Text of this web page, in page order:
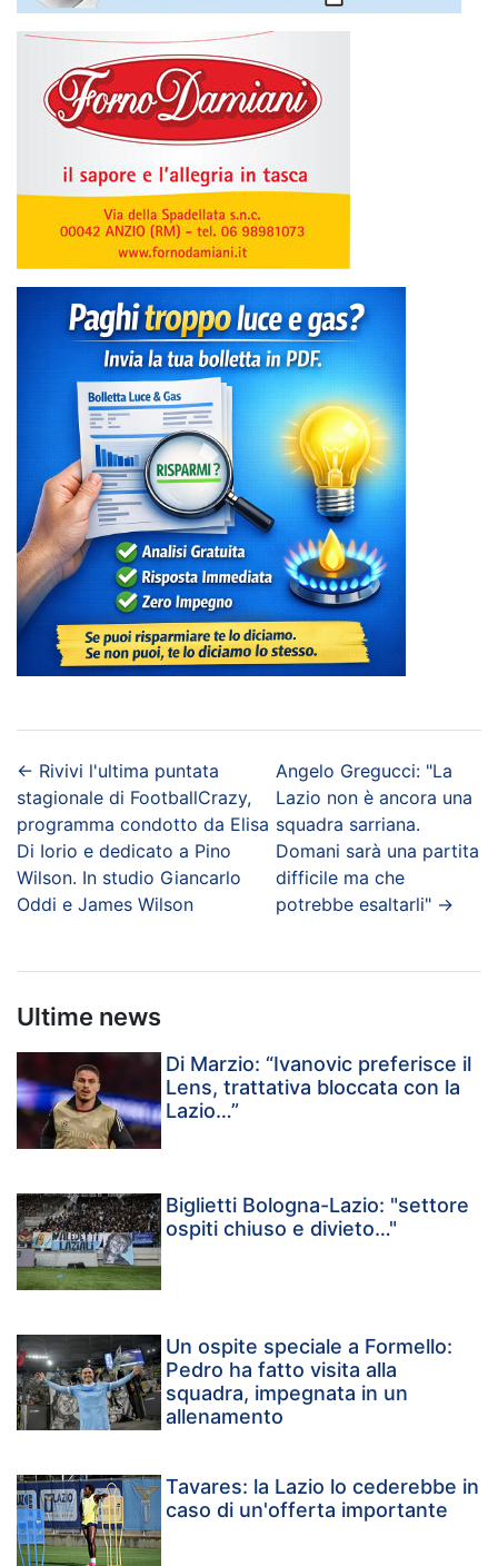
← Rivivi l'ultima puntata
stagionale di FootballCrazy,
programma condotto da Elisa
Di Iorio e dedicato a Pino
Wilson. In studio Giancarlo
Oddi e James Wilson
Angelo Gregucci: "La
Lazio non è ancora una
squadra sarriana.
Domani sarà una partita
difficile ma che
potrebbe esaltarli" →
Ultime news
Di Marzio: “Ivanovic preferisce il
Lens, trattativa bloccata con la
Lazio…”
Biglietti Bologna-Lazio: "settore
ospiti chiuso e divieto…"
Un ospite speciale a Formello:
Pedro ha fatto visita alla
squadra, impegnata in un
allenamento
Tavares: la Lazio lo cederebbe in
caso di un'offerta importante